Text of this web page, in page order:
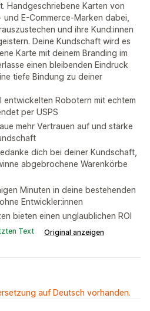
Handgeschriebene Karten von
und E-Commerce-Marken dabei,
und ihre Kund:innen
Deine Kundschaft wird es
Karte mit deinem Branding im
einen bleibenden Eindruck
tiefe Bindung zu deiner
entwickelten Robotern mit echtem
per USPS
mehr Vertrauen auf und stärke
dich bei deiner Kundschaft,
abgebrochene Warenkörbe
Minuten in deine bestehenden
Entwickler:innen
bieten einen unglaublichen ROI
Text Original anzeigen
auf Deutsch vorhanden.